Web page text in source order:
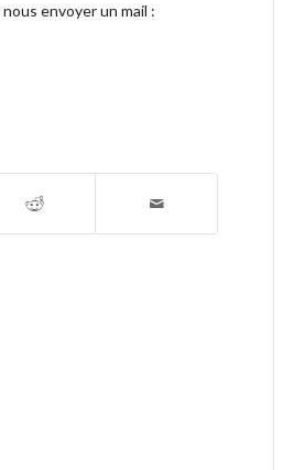
envoyer un mail :